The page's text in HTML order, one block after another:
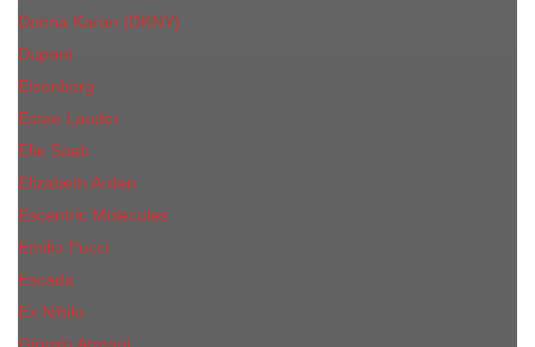
Donna Karan (DKNY)
Dupont
Eisenberg
Еsteе Lаudеr
Elie Saab
Elizabeth Arden
Escentric Molecules
Emilio Pucci
Escada
Ex Nihilo